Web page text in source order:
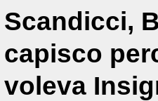
Scandicci,
capisco
voleva